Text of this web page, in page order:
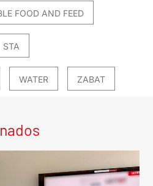
FOOD AND FEED
STA
WATER ZABAT